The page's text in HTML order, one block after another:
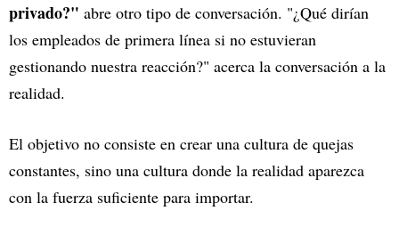
privado?" abre otro tipo de conversación. "¿Qué dirían
los empleados de primera línea si no estuvieran
gestionando nuestra reacción?" acerca la conversación a la
realidad.
El objetivo no consiste en crear una cultura de quejas
constantes, sino una cultura donde la realidad aparezca
con la fuerza suficiente para importar.